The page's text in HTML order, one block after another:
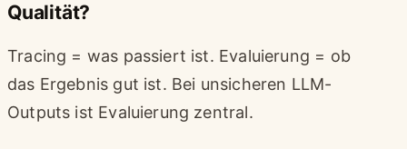
Qualität?
Tracing = was passiert ist. Evaluierung = ob
das Ergebnis gut ist. Bei unsicheren LLM-
Outputs ist Evaluierung zentral.